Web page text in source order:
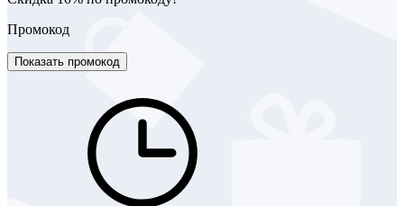
Промокод
Показать промокод